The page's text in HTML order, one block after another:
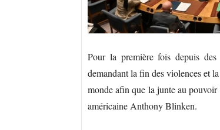
Pour la première fois depuis
demandant la fin des violences et
monde afin que la junte au
américaine Anthony Blinken.